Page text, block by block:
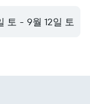
토 - 9월 12일 토